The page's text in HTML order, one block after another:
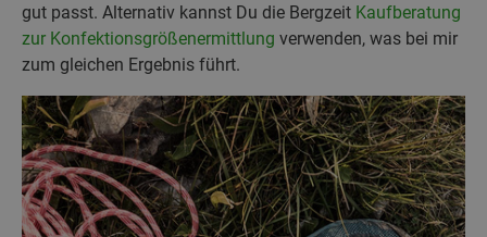
gut passt. Alternativ kannst Du die Bergzeit Kaufberatung
zur Konfektionsgrößenermittlung verwenden, was bei mir
zum gleichen Ergebnis führt.